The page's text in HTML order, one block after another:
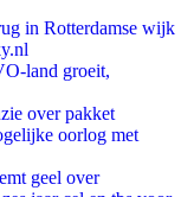
in Rotterdamse wijk
land groeit,
over pakket
oorlog met
geel over